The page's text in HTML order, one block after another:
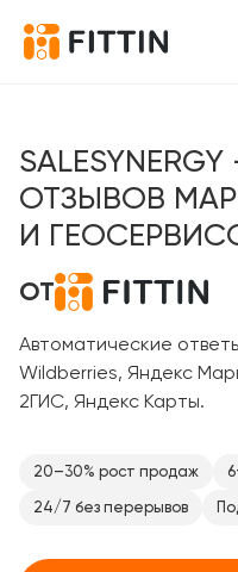
ОТЗЫВОВ
И
ОТ
Автоматические
Wildberries, Яндекс
2ГИС, Яндекс Карты.
20–30% рост продаж
24/7 без перерывов